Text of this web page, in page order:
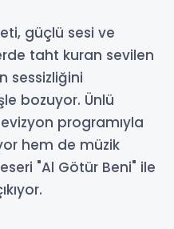
güçlü sesi ve
taht kuran sevilen
sessizliğini
bozuyor. Ünlü
programıyla
hem de müzik
"Al Götür Beni" ile